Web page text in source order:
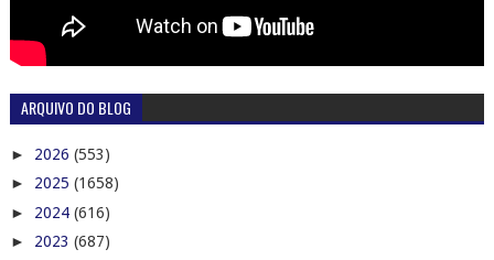
ARQUIVO DO BLOG
► 2026 (553)
► 2025 (1658)
► 2024 (616)
► 2023 (687)